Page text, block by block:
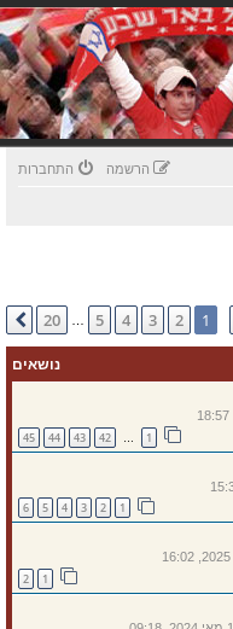
התחברות הרשמה
1
2
3
4
5
20 הבא
נושאים
…
42
43
44
45
2
3
4
5
6
2